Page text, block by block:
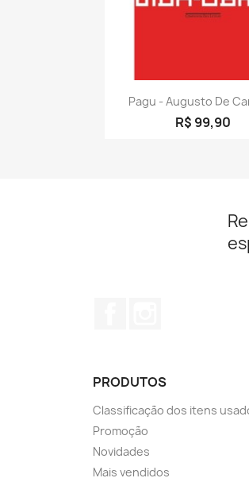
Visualização
Pagu - Augusto De
R$ 99,90
PRODUTOS
Classificação dos itens
Promoção
Novidades
Mais vendidos